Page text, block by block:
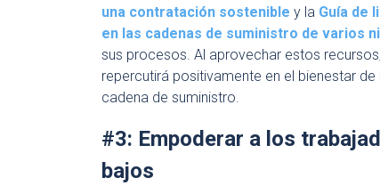
una contratación sostenible y la Guía de
en las cadenas de suministro de varios
sus procesos. Al aprovechar estos
repercutirá positivamente en el bienestar
cadena de suministro.
#3: Empoderar a los
bajos